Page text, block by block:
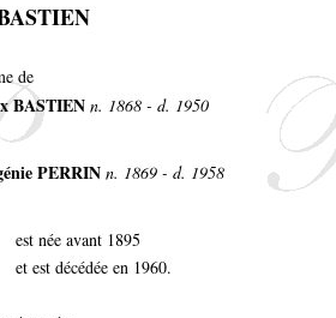
de
BASTIEN n. 1868 - d. 1950
PERRIN n. 1869 - d. 1958
est née avant 1895
et est décédée en 1960.